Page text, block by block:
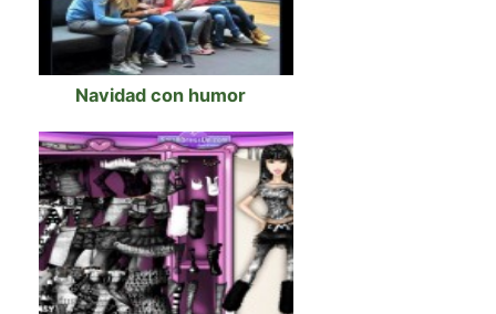
Navidad con humor